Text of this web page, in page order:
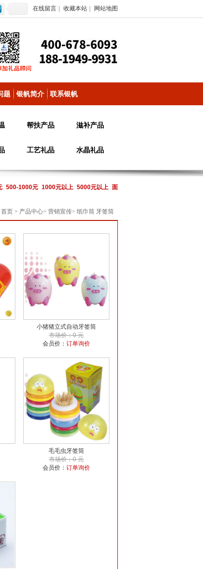
在线留言 收藏本站 网站地图
题 银帆简介 联系银帆
帮扶产品 滋补产品
工艺礼品 水晶礼品
500-1000元 1000元以上 5000元以上 面
首页 > 产品中心> 营销宣传> 纸巾筒 牙签筒
小猪猪立式自动牙签筒
市场价：0 元
会员价： 订单询价
毛毛虫牙签筒
市场价：0 元
会员价： 订单询价